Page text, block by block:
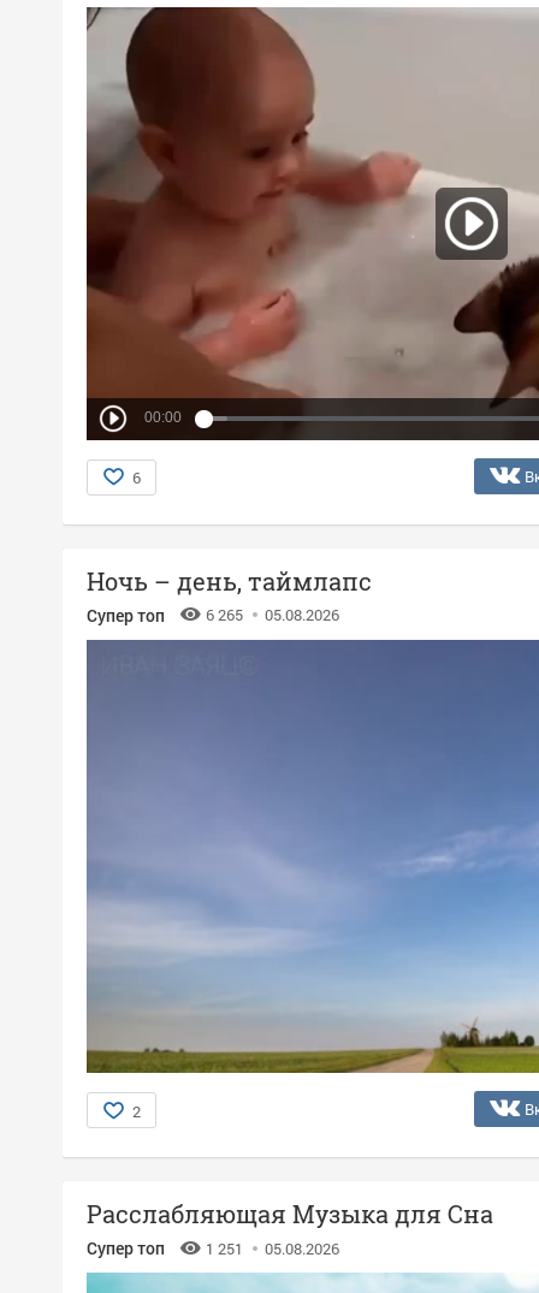
00:00
6
Ночь – день, таймлапс
Супер топ 6 265 05.08.2026
2
Расслабляющая Музыка для Сна
Супер топ 1 251 05.08.2026